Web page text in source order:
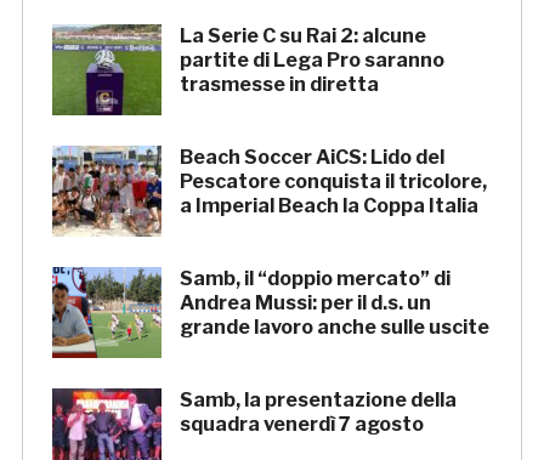
La Serie C su Rai 2: alcune
partite di Lega Pro saranno
trasmesse in diretta
Beach Soccer AiCS: Lido del
Pescatore conquista il tricolore,
a Imperial Beach la Coppa Italia
Samb, il “doppio mercato” di
Andrea Mussi: per il d.s. un
grande lavoro anche sulle uscite
Samb, la presentazione della
squadra venerdì 7 agosto